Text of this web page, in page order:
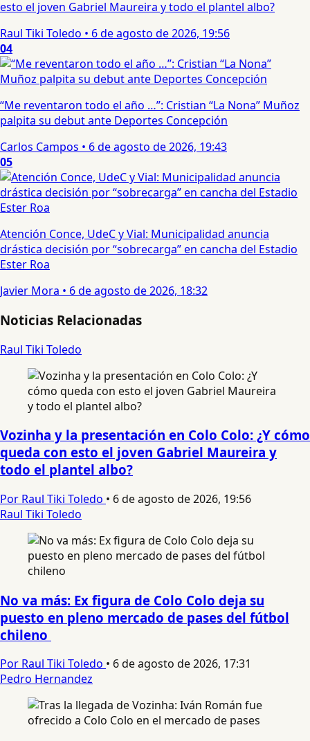
esto el joven Gabriel Maureira y todo el plantel albo?
Raul Tiki Toledo • 6 de agosto de 2026, 19:56
04
“Me reventaron todo el año …”: Cristian “La Nona” Muñoz
palpita su debut ante Deportes Concepción
Carlos Campos • 6 de agosto de 2026, 19:43
05
Atención Conce, UdeC y Vial: Municipalidad anuncia
drástica decisión por “sobrecarga” en cancha del Estadio
Ester Roa
Javier Mora • 6 de agosto de 2026, 18:32
Noticias Relacionadas
Raul Tiki Toledo
Vozinha y la presentación en Colo Colo: ¿Y cómo
queda con esto el joven Gabriel Maureira y
todo el plantel albo?
Por Raul Tiki Toledo • 6 de agosto de 2026, 19:56
Raul Tiki Toledo
No va más: Ex figura de Colo Colo deja su
puesto en pleno mercado de pases del fútbol
chileno
Por Raul Tiki Toledo • 6 de agosto de 2026, 17:31
Pedro Hernandez